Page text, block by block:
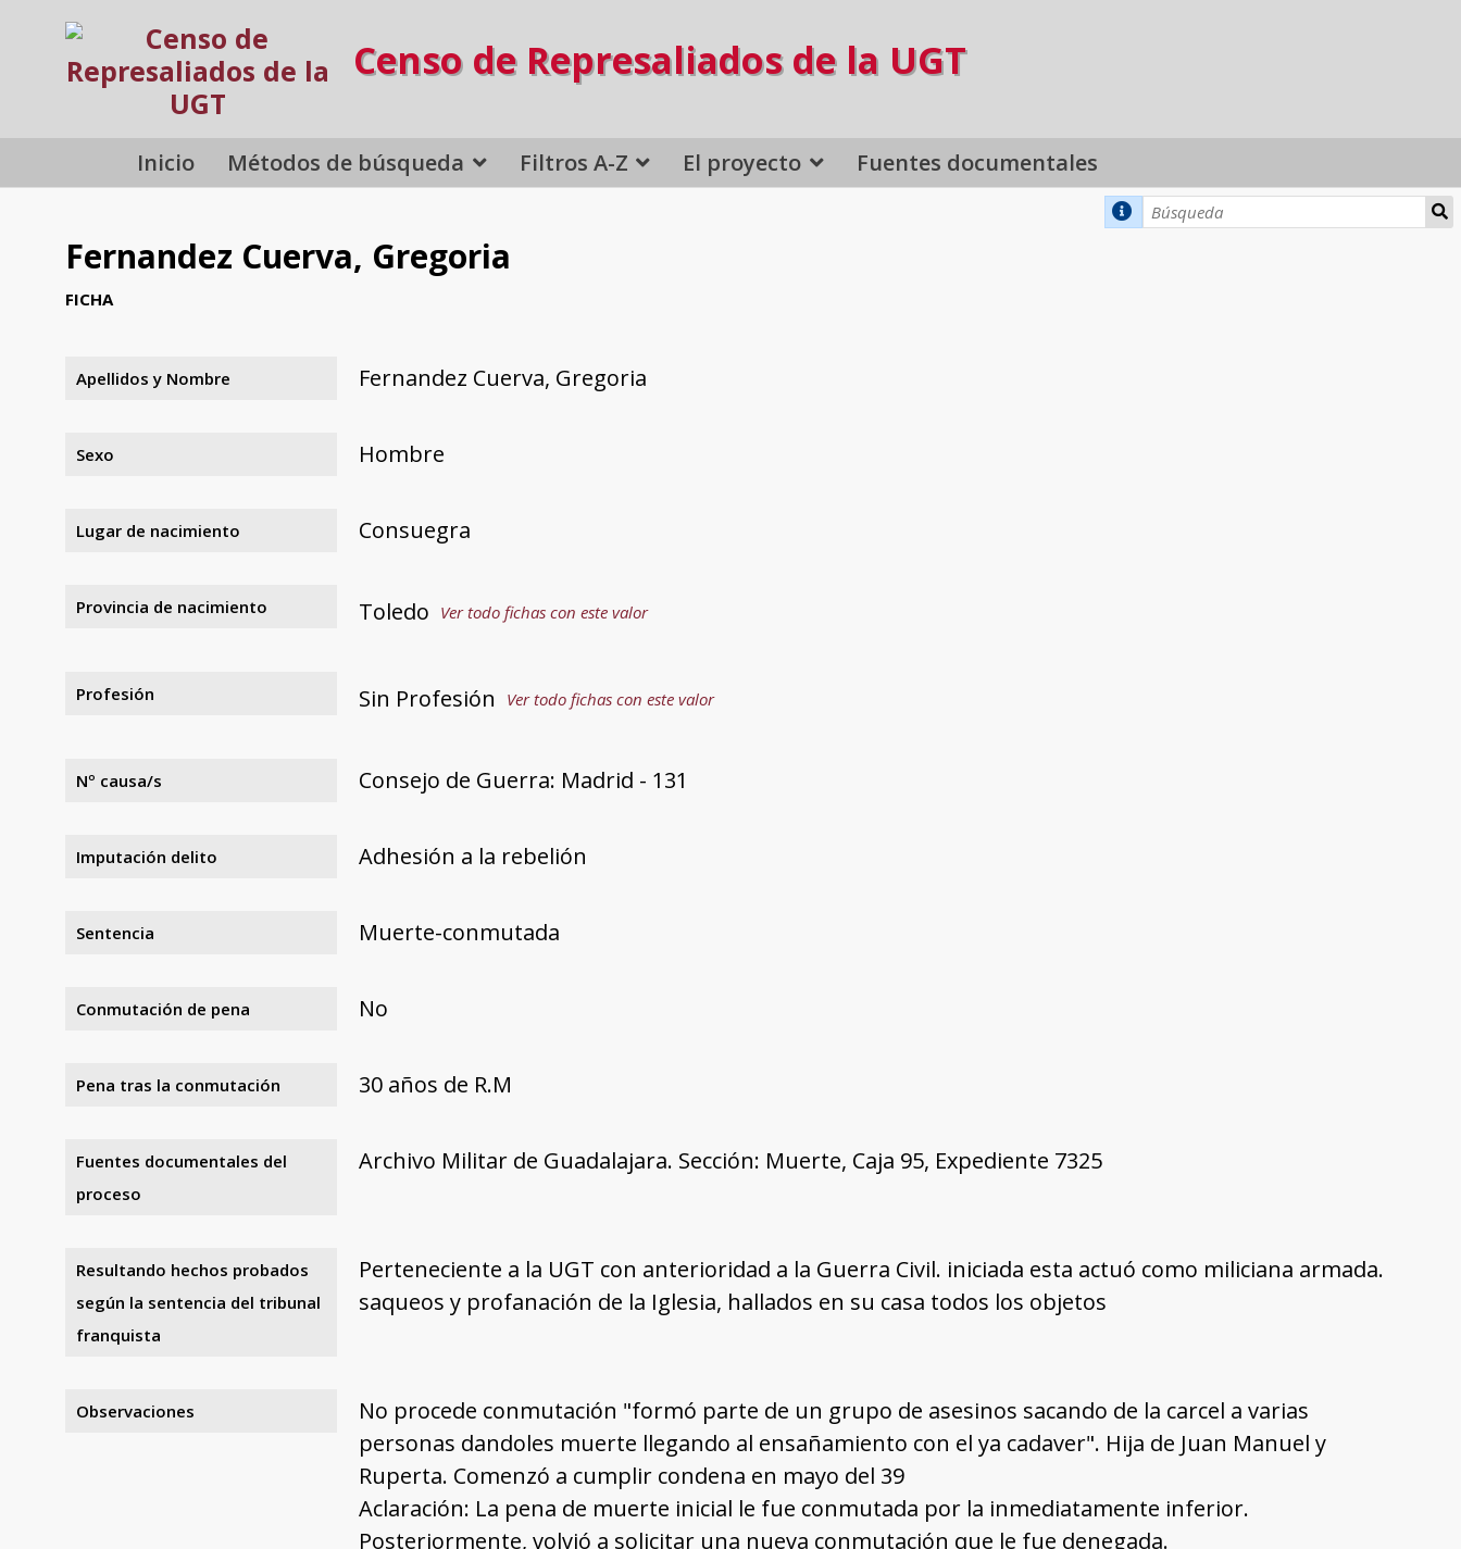
Censo de Represaliados de la UGT
Inicio Métodos de búsqueda Filtros A-Z El proyecto Fuentes documentales
Fernandez Cuerva, Gregoria
FICHA
Apellidos y Nombre Fernandez Cuerva, Gregoria
Sexo Hombre
Lugar de nacimiento Consuegra
Provincia de nacimiento Toledo Ver todo fichas con este valor
Profesión Sin Profesión Ver todo fichas con este valor
Nº causa/s Consejo de Guerra: Madrid - 131
Imputación delito Adhesión a la rebelión
Sentencia Muerte-conmutada
Conmutación de pena No
Pena tras la conmutación 30 años de R.M
Fuentes documentales del
proceso
Archivo Militar de Guadalajara. Sección: Muerte, Caja 95, Expediente 7325
Resultando hechos probados
según la sentencia del tribunal
franquista
Perteneciente a la UGT con anterioridad a la Guerra Civil. iniciada esta actuó como miliciana armada.
saqueos y profanación de la Iglesia, hallados en su casa todos los objetos
Observaciones
No procede conmutación "formó parte de un grupo de asesinos sacando de la carcel a varias
personas dandoles muerte llegando al ensañamiento con el ya cadaver". Hija de Juan Manuel y
Ruperta. Comenzó a cumplir condena en mayo del 39
Aclaración: La pena de muerte inicial le fue conmutada por la inmediatamente inferior.
Posteriormente, volvió a solicitar una nueva conmutación que le fue denegada.